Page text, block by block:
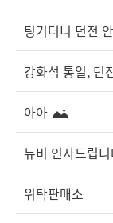
팅기더니 던전
강화석 통일, 던
아아
뉴비 인사드립
위탁판매소